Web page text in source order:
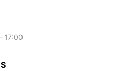
17:00